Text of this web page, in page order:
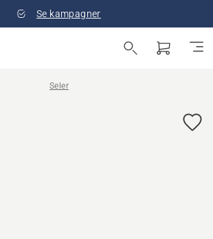
Se kampagner
Seler